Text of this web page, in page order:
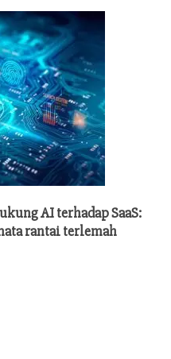
AI terhadap SaaS:
rantai terlemah